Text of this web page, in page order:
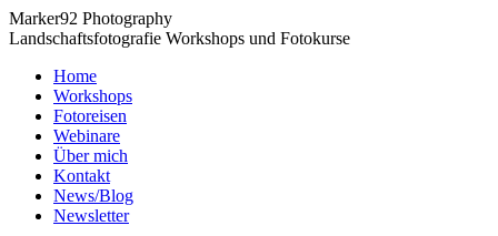
Marker92 Photography
Landschaftsfotografie Workshops und Fotokurse
Home
Workshops
Fotoreisen
Webinare
Über mich
Kontakt
News/Blog
Newsletter